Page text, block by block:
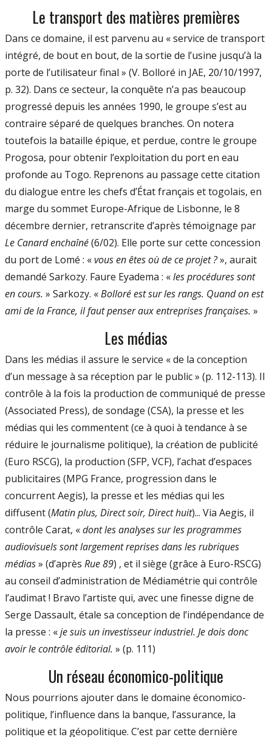
Le transport des matières premières
Dans ce domaine, il est parvenu au « service de transport
intégré, de bout en bout, de la sortie de l’usine jusqu’à la
porte de l’utilisateur final » (V. Bolloré in JAE, 20/10/1997,
p. 32). Dans ce secteur, la conquête n’a pas beaucoup
progressé depuis les années 1990, le groupe s’est au
contraire séparé de quelques branches. On notera
toutefois la bataille épique, et perdue, contre le groupe
Progosa, pour obtenir l’exploitation du port en eau
profonde au Togo. Reprenons au passage cette citation
du dialogue entre les chefs d’État français et togolais, en
marge du sommet Europe-Afrique de Lisbonne, le 8
décembre dernier, retranscrite d’après témoignage par
Le Canard enchaîné(6/02). Elle porte sur cette concession
du port de Lomé : «vous en êtes où de ce projet ?», aurait
demandé Sarkozy. Faure Eyadema : «les procédures sont
en cours. » Sarkozy. «Bolloré est sur les rangs. Quand on est
ami de la France, il faut penser aux entreprises françaises. »
Les médias
Dans les médias il assure le service « de la conception
d’un message à sa réception par le public » (p. 112-113). Il
contrôle à la fois la production de communiqué de presse
(Associated Press), de sondage (CSA), la presse et les
médias qui les commentent (ce à quoi à tendance à se
réduire le journalisme politique), la création de publicité
(Euro RSCG), la production (SFP, VCF), l’achat d’espaces
publicitaires (MPG France, progression dans le
concurrent Aegis), la presse et les médias qui les
diffusent (Matin plus, Direct soir, Direct huit)... Via Aegis, il
contrôle Carat, «dont les analyses sur les programmes
audiovisuels sont largement reprises dans les rubriques
médias» (d’après Rue 89) , et il siège (grâce à Euro-RSCG)
au conseil d’administration de Médiamétrie qui contrôle
l’audimat ! Bravo l’artiste qui, avec une finesse digne de
Serge Dassault, étale sa conception de l’indépendance de
la presse : «je suis un investisseur industriel. Je dois donc
avoir le contrôle éditorial. » (p. 111)
Un réseau économico-politique
Nous pourrions ajouter dans le domaine économico-
politique, l’influence dans la banque, l’assurance, la
politique et la géopolitique. C’est par cette dernière